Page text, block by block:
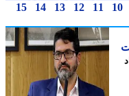
11
12
13
14
15